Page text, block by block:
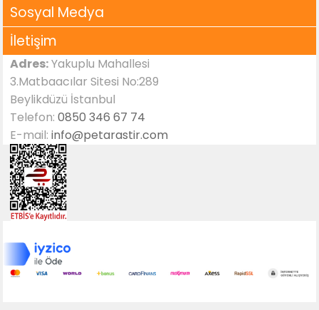
Sosyal Medya
İletişim
Adres:Yakuplu Mahallesi
3.Matbaacılar Sitesi No:289
Beylikdüzü İstanbul
Telefon:0850 346 67 74
E-mail:info@petarastir.com